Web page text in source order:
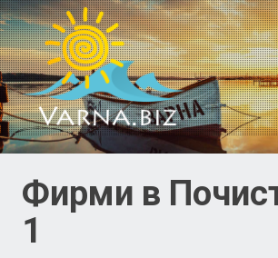
Фирми в
1